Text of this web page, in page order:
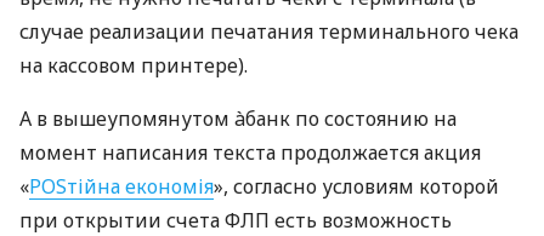
случае реализации печатания терминального чека
на кассовом принтере).
А в вышеупомянутом àбанк по состоянию на
момент написания текста продолжается акция
«POSтійна економія», согласно условиям которой
при открытии счета ФЛП есть возможность